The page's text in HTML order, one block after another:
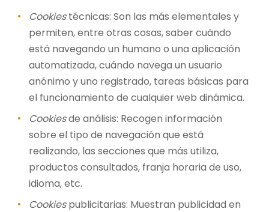
Cookiestécnicas: Son las más elementales y
permiten, entre otras cosas, saber cuándo
está navegando un humano o una aplicación
automatizada, cuándo navega un usuario
anónimo y uno registrado, tareas básicas para
el funcionamiento de cualquier web dinámica.
Cookiesde análisis: Recogen información
sobre el tipo de navegación que está
realizando, las secciones que más utiliza,
productos consultados, franja horaria de uso,
idioma, etc.
Cookiespublicitarias: Muestran publicidad en